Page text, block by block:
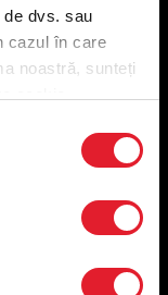
de dvs. sau
cazul în care
noastră, sunteți